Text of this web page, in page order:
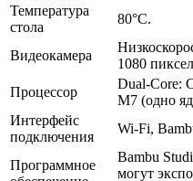
Температура
стола
80°C.
Видеокамера
1080
Процессор
Dual-Core:
M7 (одно
Интерфейс
подключения
Wi-Fi,
Программное
Bambu
могут